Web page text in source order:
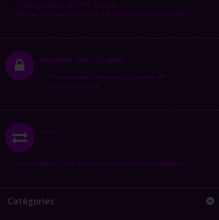
* Pour la France dès 35 € d'achats.
Délai de livraison moyen de 3 à 9 jours ouvrés (voir CGV)
PAIEMENT 100% SÉCURISÉ
Paiement par carte bancaire secure 3D.
Paiement Paypal
S.A.V.
Service Après Vente à votre écoute pour vous satisfaire.
Catégories